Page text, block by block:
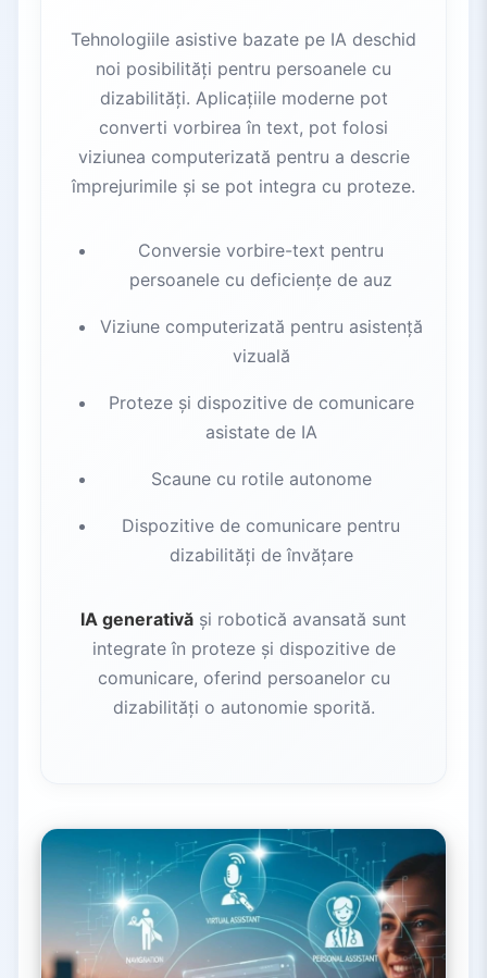
Tehnologiile asistive bazate pe IA deschid
noi posibilități pentru persoanele cu
dizabilități. Aplicațiile moderne pot
converti vorbirea în text, pot folosi
viziunea computerizată pentru a descrie
împrejurimile și se pot integra cu proteze.
Conversie vorbire-text pentru
persoanele cu deficiențe de auz
Viziune computerizată pentru asistență
vizuală
Proteze și dispozitive de comunicare
asistate de IA
Scaune cu rotile autonome
Dispozitive de comunicare pentru
dizabilități de învățare
IA generativă și robotică avansată sunt
integrate în proteze și dispozitive de
comunicare, oferind persoanelor cu
dizabilități o autonomie sporită.